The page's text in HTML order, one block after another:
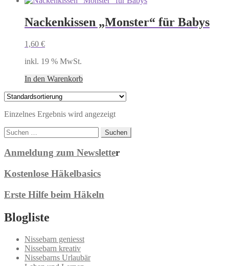
Nackenkissen „Monster“ für Babys
1,60 €
inkl. 19 % MwSt.
In den Warenkorb
Einzelnes Ergebnis wird angezeigt
Suchen
nach:
Anmeldung zum Newsletter
Kostenlose Häkelbasics
Erste Hilfe beim Häkeln
Blogliste
Nissebarn geniesst
Nissebarn kreativ
Nissebarns Urlaubär